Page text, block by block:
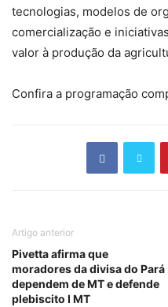
tecnologias, modelos de
comercialização e
valor à produção da
Confira a programação
Artigo anterior
Pivetta afirma que
moradores da divisa do Pará
dependem de MT e defende
plebiscito I MT